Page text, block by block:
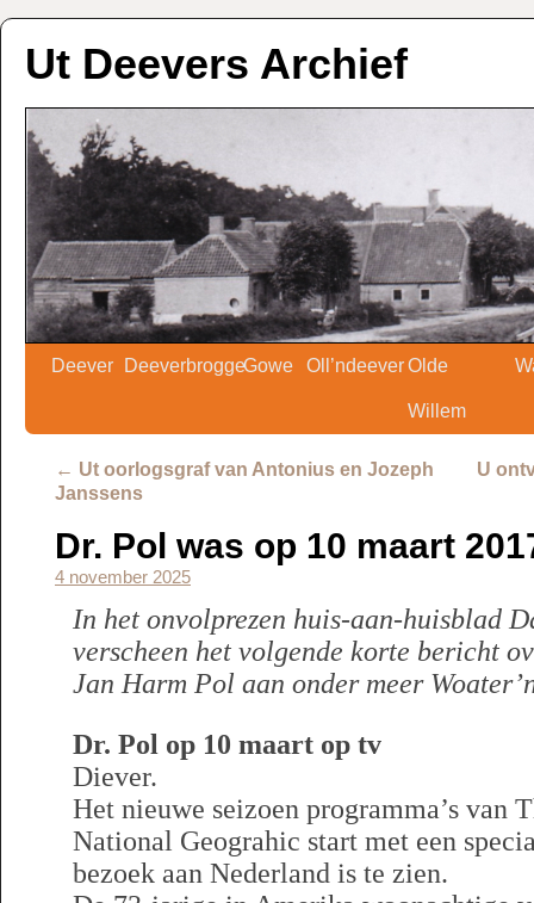
Ut Deevers Archief
Deever DeeverbroggeGowe Oll’ndeeverOlde
Willem
← Ut oorlogsgraf van Antonius en Jozeph
Janssens
U
Dr. Pol was op 10 maart
4 november 2025
In het onvolprezen huis-aan-huisblad
verscheen het volgende korte bericht
Jan Harm Pol aan onder meer
Dr. Pol op 10 maart op tv
Diever.
Het nieuwe seizoen programma’s van
National Geograhic start met een
bezoek aan Nederland is te zien.